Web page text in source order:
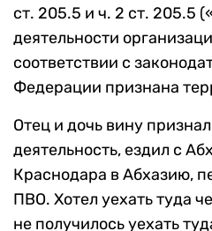
ст. 205.5 и ч. 2 ст. 205.5
деятельности
соответствии с
Федерации признана
Отец и дочь вину
деятельность, ездил с
Краснодара в Абхазию,
ПВО. Хотел уехать туда
не получилось уехать